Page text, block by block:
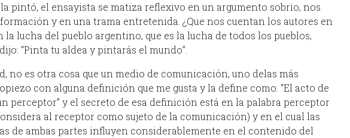
pintó, el ensayista se matiza reflexivo en un argumento sobrio, nos
y en una trama entretenida. ¿Que nos cuentan los autores en
la lucha del pueblo argentino, que es la lucha de todos los pueblos,
“Pinta tu aldea y pintarás el mundo”.
no es otra cosa que un medio de comunicación, uno delas más
con alguna definición que me gusta y la define como: “El acto de
perceptor” y el secreto de esa definición está en la palabra perceptor
al receptor como sujeto de la comunicación) y en el cual las
de ambas partes influyen considerablemente en el contenido del